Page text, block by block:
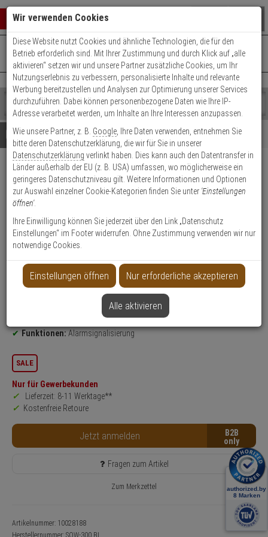
Warenkorb schließen
0 ARTIKEL IM WARENKORB
Ihr Warenkorb ist momentan leer.
Ergebnisse ()
Fertig
Shop
durchsuchen
Bitte
geben
Sie
mindestens
Zeichen
ein,
um
Suche
Es
wurde
noch
Kategorien
Suche
gestartet
+49 (0)821 899 493-0Mo. - Do.: 8:00 - 16:30 | Fr.: 8:00 - 14:00 Uhr
Kontaktservice nutzen
Details Beratung
Satel SOW-300 BL LED
Blitzleuchte blau 12V innen
Produktmerkmale
Datenblatt drucken
Produktinformationen
Blitzlicht
Innenbereich
Leuchtmittel: LED-Blitzlicht
Funktionen:Alarmsignalisierung
SALE
Nur für Gewerbekunden
Lieferzeit: 8-11 Werktage**
Kostenfreie Retoure
Jetzt anmelden B2B
Fragen zum Artikel
Zum Merkzettel
Artikelnummer: 10028188
Herstellernummer: SOW-300 BL
Wir verwenden Cookies
Diese Website nutzt Cookies und ähnliche Technologien, die für den
Betrieb erforderlich sind. Mit Ihrer Zustimmung und durch Klick auf „alle
aktivieren“ setzen wir und unsere Partner zusätzliche Cookies, um Ihr
Nutzungserlebnis zu verbessern, personalisierte Inhalte und relevante
Werbung bereitzustellen und Analysen zur Optimierung unserer Services
durchzuführen. Dabei können personenbezogene Daten wie Ihre IP-
Adresse verarbeitet werden, um Inhalte an Ihre Interessen anzupassen.
Wie unsere Partner, z. B. Google , Ihre Daten verwenden, entnehmen Sie
bitte deren Datenschutzerklärung, die wir für Sie in unserer
Datenschutzerklärung verlinkt haben. Dies kann auch den Datentransfer in
Länder außerhalb der EU (z. B. USA) umfassen, wo möglicherweise ein
geringeres Datenschutzniveau gilt. Weitere Informationen und Optionen
zur Auswahl einzelner Cookie-Kategorien finden Sie unter 'Einstellungen
öffnen'.
Ihre Einwilligung können Sie jederzeit über den Link „Datenschutz
Einstellungen“ im Footer widerrufen. Ohne Zustimmung verwenden wir nur
notwendige Cookies.
Einstellungen öffnen Nur erforderliche akzeptieren
Alle aktivieren